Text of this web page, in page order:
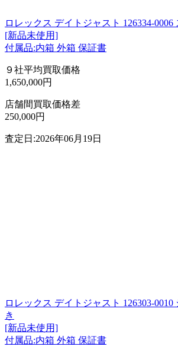
ロレックス デイトジャスト 126334-0006
[新品未使用]
付属品:内箱 外箱 保証書
９社平均買取価格
1,650,000円
店舗間買取価格差
250,000円
査定日:2026年06月19日
ロレックス デイトジャスト 126303-
き
[新品未使用]
付属品:内箱 外箱 保証書